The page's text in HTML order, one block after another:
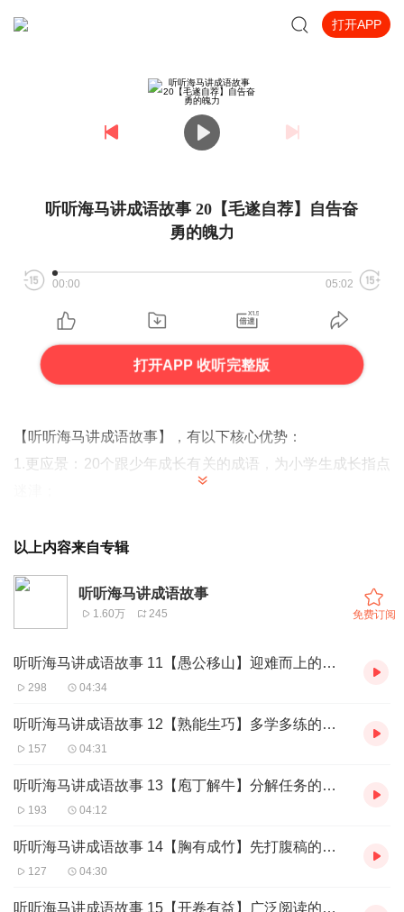
打开APP
听听海马讲成语故事 20【毛遂自荐】自告奋
勇的魄力
00:00 05:02
打开APP 收听完整版
【听听海马讲成语故事】，有以下核心优势：
1.更应景：20个跟少年成长有关的成语，为小学生成长指点
事；
3.更启迪：从成语，延伸至历史、诗词等范畴，启迪孩子的
大语文兴趣；
4.更实用：一个成语，就是一个故事，一个故事，就是一个
成长经验。
课程订阅成功后可获取成语故事原版文稿，联系：伴读君
JTKJ-QY获取
和老师。
【你将获得】
以上内容来自专辑
听听海马讲成语故事
1.60万 245 免费订阅
听听海马讲成语故事 11【愚公移山】迎难而上的魄力
298 04:34
听听海马讲成语故事 12【熟能生巧】多学多练的习惯
157 04:31
听听海马讲成语故事 13【庖丁解牛】分解任务的方法
193 04:12
听听海马讲成语故事 14【胸有成竹】先打腹稿的本领
127 04:30
听听海马讲成语故事 15【开卷有益】广泛阅读的习惯